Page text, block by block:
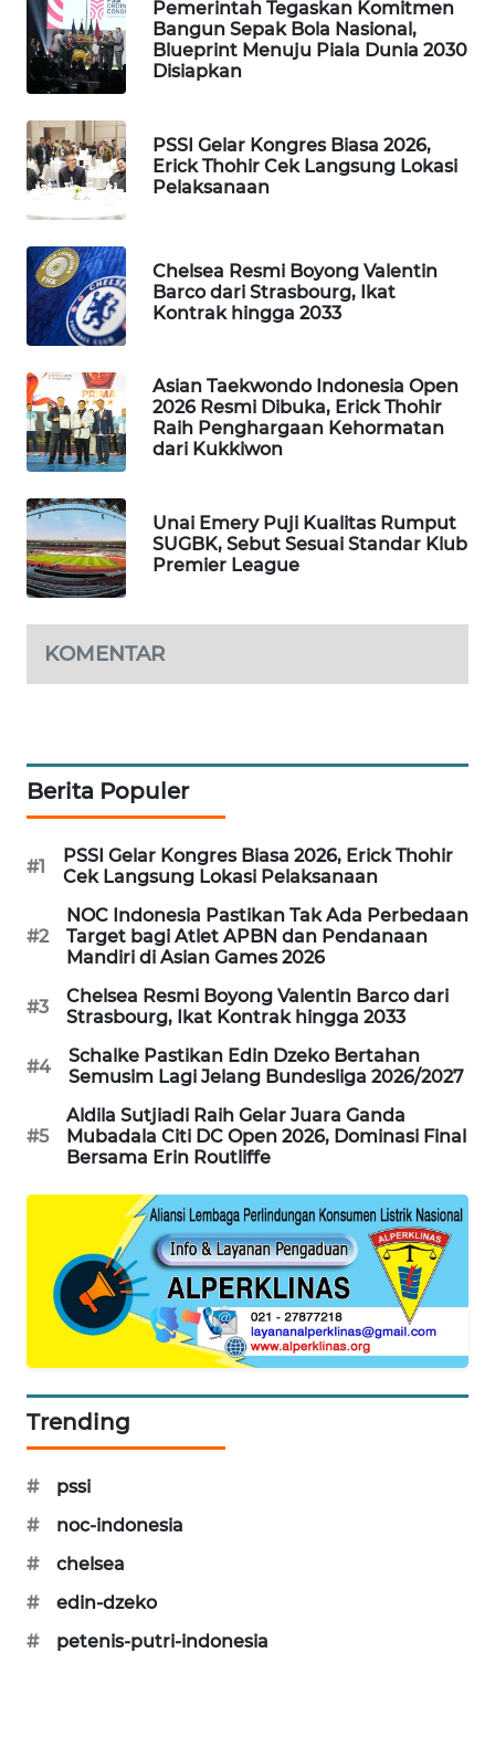
Pemerintah Tegaskan Komitmen
Bangun Sepak Bola Nasional,
Blueprint Menuju Piala Dunia 2030
Disiapkan
PSSI Gelar Kongres Biasa 2026,
Erick Thohir Cek Langsung Lokasi
Pelaksanaan
Chelsea Resmi Boyong Valentin
Barco dari Strasbourg, Ikat
Kontrak hingga 2033
Asian Taekwondo Indonesia Open
2026 Resmi Dibuka, Erick Thohir
Raih Penghargaan Kehormatan
dari Kukkiwon
Unai Emery Puji Kualitas Rumput
SUGBK, Sebut Sesuai Standar Klub
Premier League
KOMENTAR
Berita Populer
#1
PSSI Gelar Kongres Biasa 2026, Erick Thohir
Cek Langsung Lokasi Pelaksanaan
#2
NOC Indonesia Pastikan Tak Ada Perbedaan
Target bagi Atlet APBN dan Pendanaan
Mandiri di Asian Games 2026
#3
Chelsea Resmi Boyong Valentin Barco dari
Strasbourg, Ikat Kontrak hingga 2033
#4
Schalke Pastikan Edin Dzeko Bertahan
Semusim Lagi Jelang Bundesliga 2026/2027
#5
Aldila Sutjiadi Raih Gelar Juara Ganda
Mubadala Citi DC Open 2026, Dominasi Final
Bersama Erin Routliffe
Trending
#
pssi
#
noc-indonesia
#
chelsea
#
edin-dzeko
#
petenis-putri-indonesia
MAWAKA
ID
MARTABAT
NET
PLN
WATCH
MKLI
LPKKI
LKKI
KOPEKLIN
PORTAL
KONSUMEN
FORWAMKI
ALPERKLINAS
NEWS
SITUNGIR
NEWS
SIDIKALANG
NEWS
SIBARAGAS
NEWS
SIANTAR
NEWS
NEWS
METRO
JAKARTA
KRT
KARING
NEWS
MARITIM